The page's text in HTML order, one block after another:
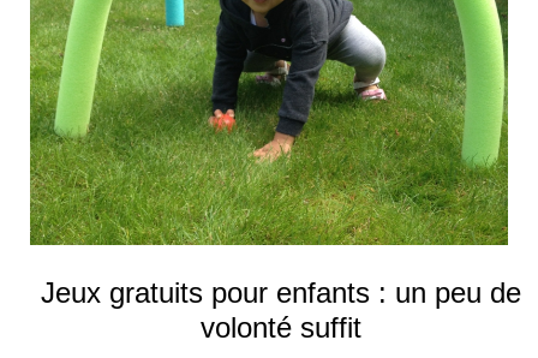
Jeux gratuits pour enfants : un peu de
volonté suffit